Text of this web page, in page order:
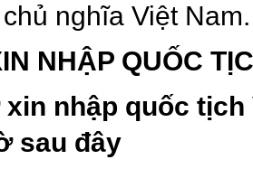
nghĩa Việt Nam.
NHẬP QUỐC
nhập quốc tịch
sau đây